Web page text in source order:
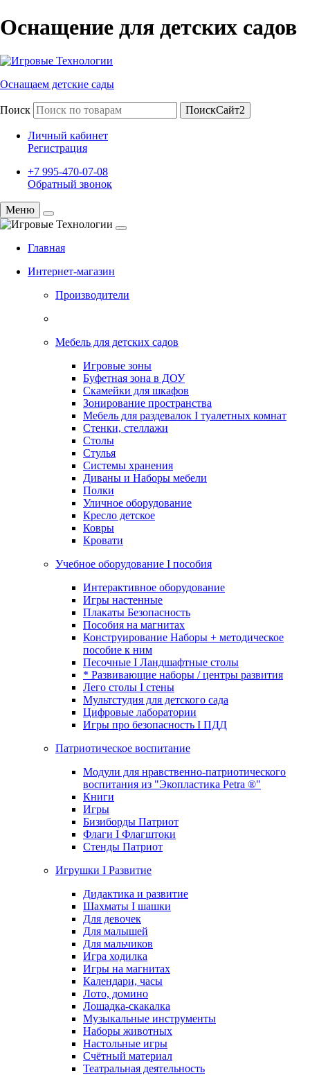
Оснащение для детских садов
Оснащаем детские сады
Поиск ПоискСайт2
Личный кабинет
Регистрация
+7 995-470-07-08
Обратный звонок
Меню
Главная
Интернет-магазин
Производители
Мебель для детских садов
Игровые зоны
Буфетная зона в ДОУ
Скамейки для шкафов
Зонирование пространства
Мебель для раздевалок I туалетных комнат
Стенки, стеллажи
Столы
Стулья
Системы хранения
Диваны и Наборы мебели
Полки
Уличное оборудование
Кресло детское
Ковры
Кровати
Учебное оборудование I пособия
Интерактивное оборудование
Игры настенные
Плакаты Безопасность
Пособия на магнитах
Конструирование Наборы + методическое
пособие к ним
Песочные I Ландшафтные столы
* Развивающие наборы / центры развития
Лего столы I стены
Мультстудия для детского сада
Цифровые лаборатории
Игры про безопасность I ПДД
Патриотическое воспитание
Модули для нравственно-патриотического
воспитания из "Экопластика Petra ®"
Книги
Игры
Бизиборды Патриот
Флаги I Флагштоки
Стенды Патриот
Игрушки I Развитие
Дидактика и развитие
Шахматы I шашки
Для девочек
Для малышей
Для мальчиков
Игра ходилка
Игры на магнитах
Календари, часы
Лото, домино
Лошадка-скакалка
Музыкальные инструменты
Наборы животных
Настольные игры
Счётный материал
Театральная деятельность